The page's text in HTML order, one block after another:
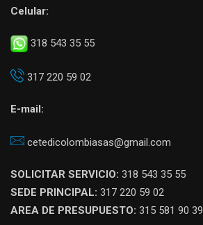
Celular:
318 543 35 55
317 220 59 02
E-mail:
cetedicolombiasas@gmail.com
SOLICITAR SERVICIO: 318 543 35 55
SEDE PRINCIPAL: 317 220 59 02
AREA DE PRESUPUESTO: 315 581 90 39